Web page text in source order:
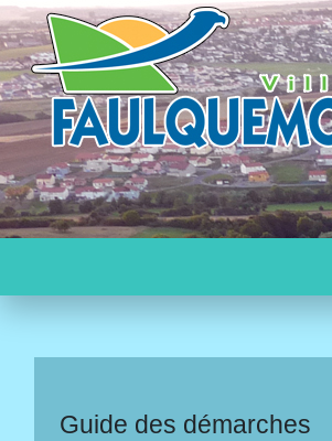
Guide des démarches